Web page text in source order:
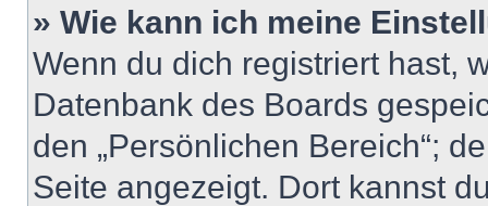
» Wie kann ich meine
Wenn du dich registriert hast,
Datenbank des Boards
den „Persönlichen Bereich“;
Seite angezeigt. Dort kannst